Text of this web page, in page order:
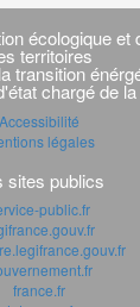
écologique et
territoires
transition
chargé de
Accessibilité
légales
sites publics
public.fr
france.fr